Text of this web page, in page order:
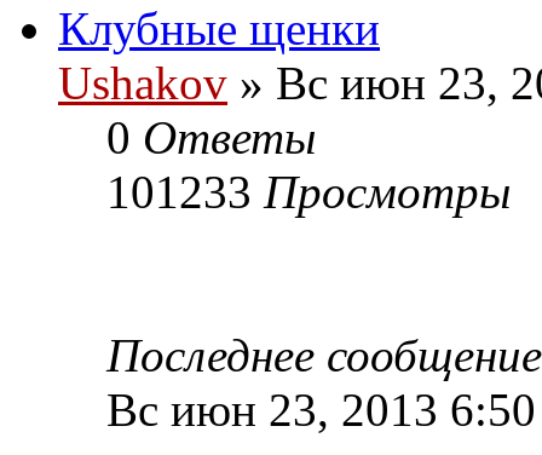
Клубные щенки
Ushakov » Вс июн 23,
0 Ответы
101233 Просмотры
Последнее
Вс июн 23, 2013